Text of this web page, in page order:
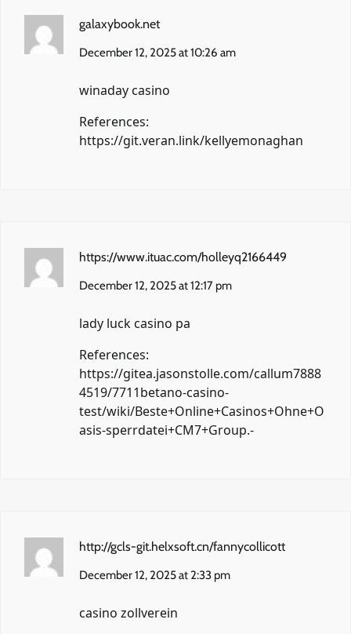
galaxybook.net
December 12, 2025 at 10:26 am
winaday casino
References:
https://git.veran.link/kellyemonaghan
https://www.ituac.com/holleyq2166449
December 12, 2025 at 12:17 pm
lady luck casino pa
References:
https://gitea.jasonstolle.com/callum7888
4519/7711betano-casino-
test/wiki/Beste+Online+Casinos+Ohne+O
asis-sperrdatei+CM7+Group.-
http://gcls-git.helxsoft.cn/fannycollicott
December 12, 2025 at 2:33 pm
casino zollverein